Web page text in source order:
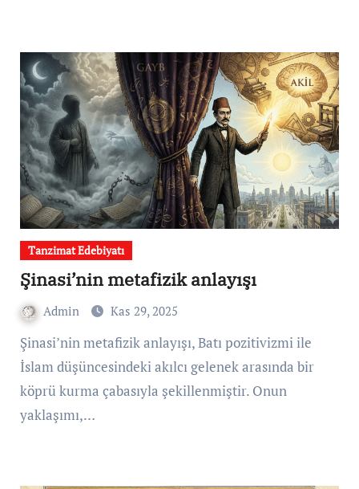
Tanzimat Edebiyatı
Şinasi’nin metafizik anlayışı
Admin Kas 29, 2025
Şinasi’nin metafizik anlayışı, Batı pozitivizmi ile
İslam düşüncesindeki akılcı gelenek arasında bir
köprü kurma çabasıyla şekillenmiştir. Onun
yaklaşımı,…